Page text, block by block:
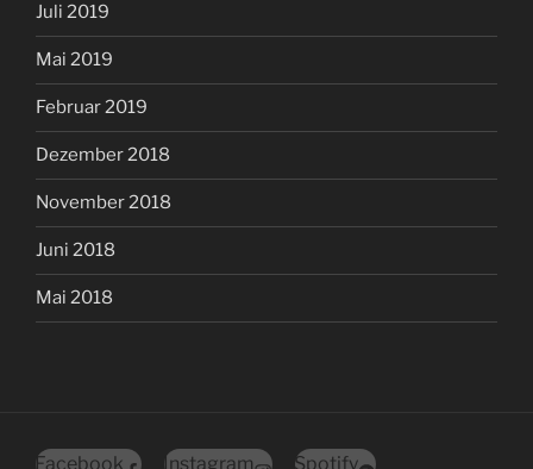
Juli 2019
Mai 2019
Februar 2019
Dezember 2018
November 2018
Juni 2018
Mai 2018
Facebook Instagram Spotify